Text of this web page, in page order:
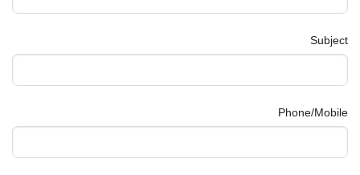
Subject
Phone/Mobile